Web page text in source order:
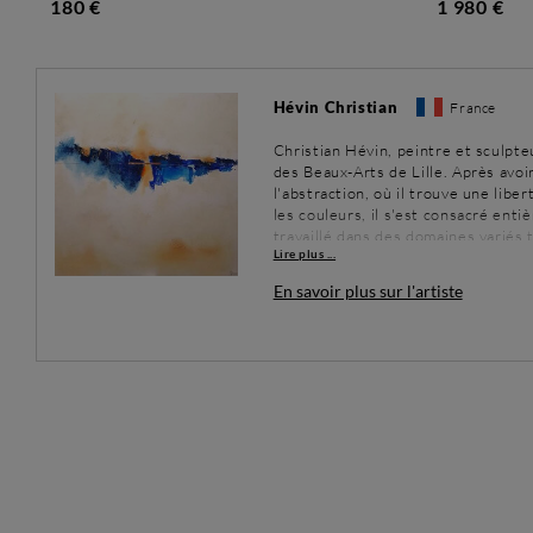
180 € 1 980 €
Hévin Christian France
Christian Hévin, peintre et
des Beaux-Arts de Lille. Après
l'abstraction, où il trouve une
les couleurs, il s'est consacré
travaillé dans des domaines
Chaque œuvre est une invitation à
Lire plus ...
En savoir plus sur l'artiste